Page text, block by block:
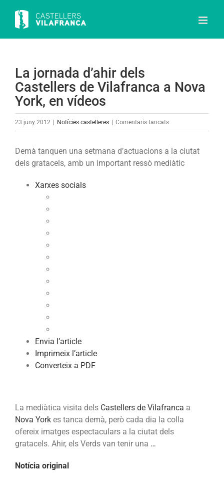
content
La jornada d’ahir dels
Castellers de Vilafranca a Nova
York, en vídeos
23 juny 2012 Notícies castelleres Comentaris tancatsa
Demà tanquen una setmana d’actuacions a la ciutat
dels gratacels, amb un important ressò mediàtic
Xarxes socials
Envia l’article
Imprimeix l’article
Converteix a PDF
La mediàtica visita dels Castellers de Vilafranca a
Nova York es tanca demà, però cada dia la colla
ofereix imatges espectaculars a la ciutat dels
gratacels. Ahir, els Verds van tenir una …
Notícia original